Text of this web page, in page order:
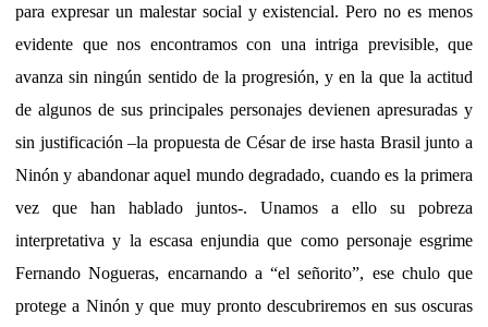
para expresar un malestar social y existencial. Pero no es menos
evidente que nos encontramos con una intriga previsible, que
avanza sin ningún sentido de la progresión, y en la que la actitud
de algunos de sus principales personajes devienen apresuradas y
sin justificación –la propuesta de César de irse hasta Brasil junto a
Ninón y abandonar aquel mundo degradado, cuando es la primera
vez que han hablado juntos-. Unamos a ello su pobreza
interpretativa y la escasa enjundia que como personaje esgrime
Fernando Nogueras, encarnando a “el señorito”, ese chulo que
protege a Ninón y que muy pronto descubriremos en sus oscuras